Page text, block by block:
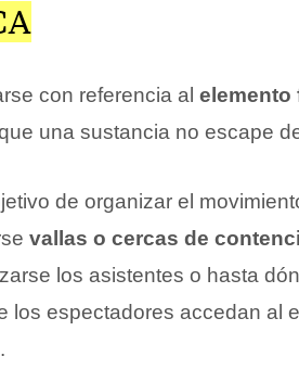
con referencia al elemento
una sustancia no escape
de organizar el
vallas o cercas de
los asistentes o hasta
los espectadores accedan al